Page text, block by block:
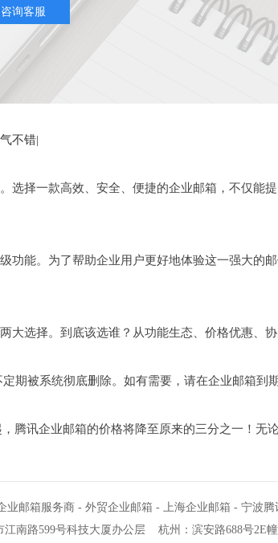
询客服
不错|
择一款高效、安全、便捷的企业邮箱，不仅能
能。为了帮助企业用户更好地体验这一强大的
选择。到底该选谁？从功能生态、价格优惠、
被系统彻底删除。如有需要，请在企业邮箱到
讯企业邮箱的价格将降至原来的三分之一！无
业邮箱服务商- 外贸企业邮箱 - 上海企业邮箱 - 宁波腾
江南路599号科技大厦办公层 杭州 ：滨安路688号2E